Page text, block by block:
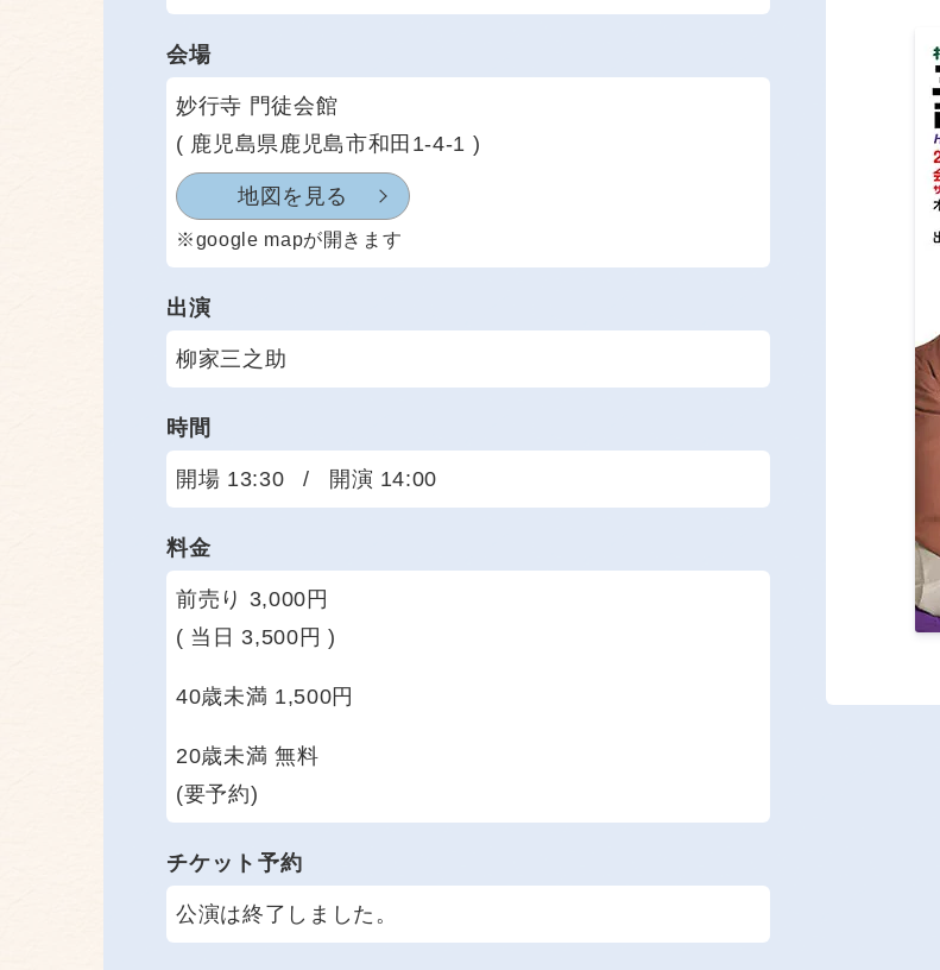
会場
妙行寺 門徒会館
( 鹿児島県鹿児島市和田1-4-1 )
地図を見る
※google mapが開きます
出演
柳家三之助
時間
開場 13:30 / 開演 14:00
料金
前売り 3,000円
( 当日 3,500円 )
40歳未満 1,500円
20歳未満 無料
(要予約)
チケット予約
公演は終了しました。